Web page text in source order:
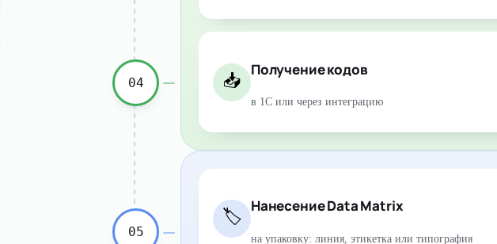
04 📥
Получение кодов
в 1С или через интеграцию
05
🏷
Нанесение Data Matrix
на упаковку: линия, этикетка или типография